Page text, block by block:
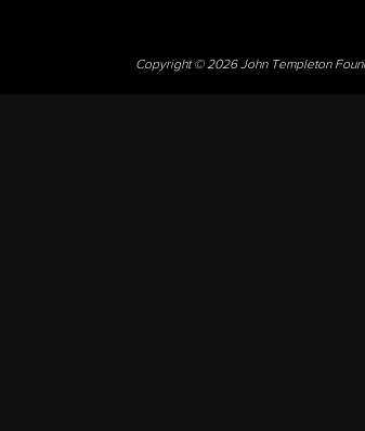
Copyright © 2026 John Templeton